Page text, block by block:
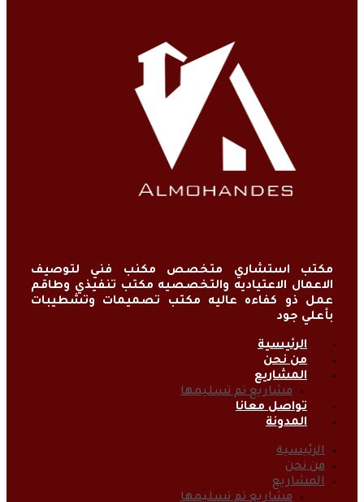
مكتب استشاري متخصص مكنب فني لتوصيف
الاعمال الاعتياديه والتخصصيه مكتب تنفيذي وطاقم
عمل ذو كفاءه عاليه مكتب تصميمات وتشطيبات
بأعلي جود
الرئيسية
من نحن
المشاريع
مشاريع تم تسليمها
تواصل معانا
المدونة
الرئيسية
من نحن
المشاريع
مشاريع تم تسليمها